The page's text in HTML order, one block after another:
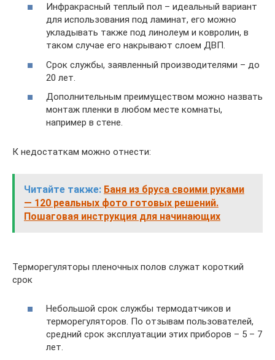
Инфракрасный теплый пол – идеальный вариант
для использования под ламинат, его можно
укладывать также под линолеум и ковролин, в
таком случае его накрывают слоем ДВП.
Срок службы, заявленный производителями – до
20 лет.
Дополнительным преимуществом можно назвать
монтаж пленки в любом месте комнаты,
например в стене.
К недостаткам можно отнести:
Читайте также: Баня из бруса своими руками
— 120 реальных фото готовых решений.
Пошаговая инструкция для начинающих
Терморегуляторы пленочных полов служат короткий
срок
Небольшой срок службы термодатчиков и
терморегуляторов. По отзывам пользователей,
средний срок эксплуатации этих приборов – 5 – 7
лет.